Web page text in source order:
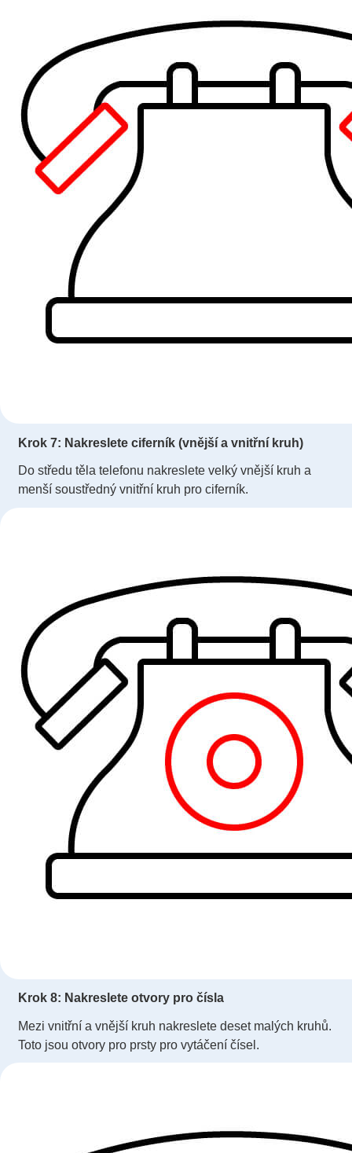
Krok 7: Nakreslete ciferník (vnější a vnitřní kruh)
Do středu těla telefonu nakreslete velký vnější kruh a
menší soustředný vnitřní kruh pro ciferník.
Krok 8: Nakreslete otvory pro čísla
Mezi vnitřní a vnější kruh nakreslete deset malých kruhů.
Toto jsou otvory pro prsty pro vytáčení čísel.